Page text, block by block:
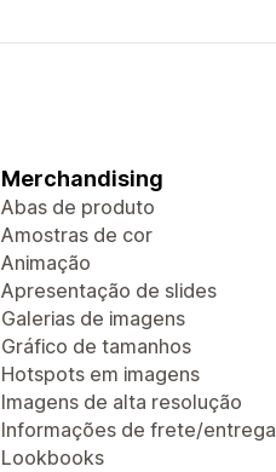
Merchandising
Abas de produto
Amostras de cor
Animação
Apresentação de slides
Galerias de imagens
Gráfico de tamanhos
Hotspots em imagens
Imagens de alta resolução
Informações de frete/entrega
Lookbooks